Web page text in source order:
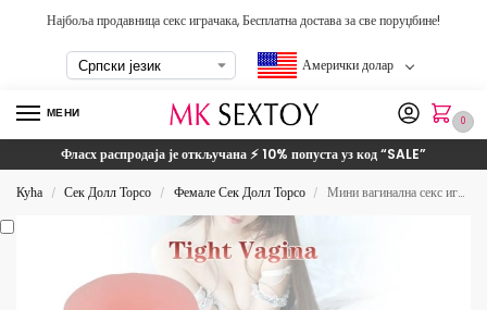
Најбоља продавница секс играчака, Бесплатна достава за све поруџбине!
Амерички долар
МЕНИ
0
Фласх распродаја је откључана ⚡ 10% попуста уз код“SALE”
Кућа / Сек Долл Торсо / Фемале Сек Долл Торсо / Мини вагинална секс играчка за мушкарце